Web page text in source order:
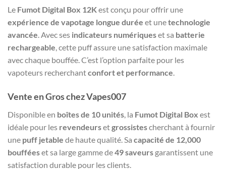
Le Fumot Digital Box 12Kest conçu pour offrir une
expérience de vapotage longue durée et unetechnologie
avancée. Avec ses indicateurs numériqueset sa batterie
rechargeable, cette puff assure une satisfaction maximale
avec chaque bouffée. C’est l’option parfaite pour les
vapoteurs recherchantconfort et performance.
Vente en Gros chez Vapes007
Disponible en boîtes de 10 unités, la Fumot Digital Box est
idéale pour les revendeursetgrossistescherchant à fournir
une puff jetable de haute qualité. Sa capacité de 12,000
boufféeset sa large gamme de49 saveurs garantissent une
satisfaction durable pour les clients.